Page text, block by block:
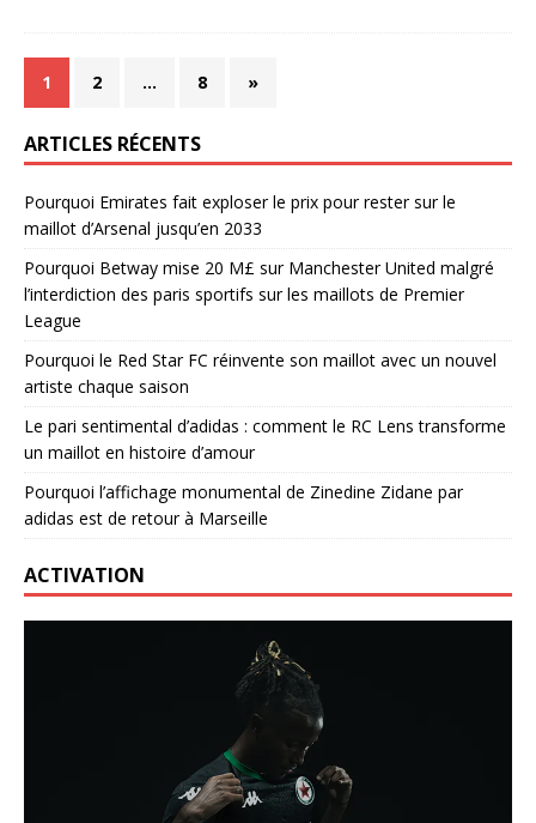
1 2 … 8 »
ARTICLES RÉCENTS
Pourquoi Emirates fait exploser le prix pour rester sur le
maillot d’Arsenal jusqu’en 2033
Pourquoi Betway mise 20 M£ sur Manchester United malgré
l’interdiction des paris sportifs sur les maillots de Premier
League
Pourquoi le Red Star FC réinvente son maillot avec un nouvel
artiste chaque saison
Le pari sentimental d’adidas : comment le RC Lens transforme
un maillot en histoire d’amour
Pourquoi l’affichage monumental de Zinedine Zidane par
adidas est de retour à Marseille
ACTIVATION